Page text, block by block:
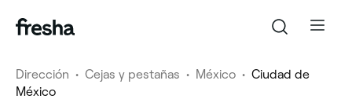
Dirección • Cejas y pestañas • México • Ciudad de
México